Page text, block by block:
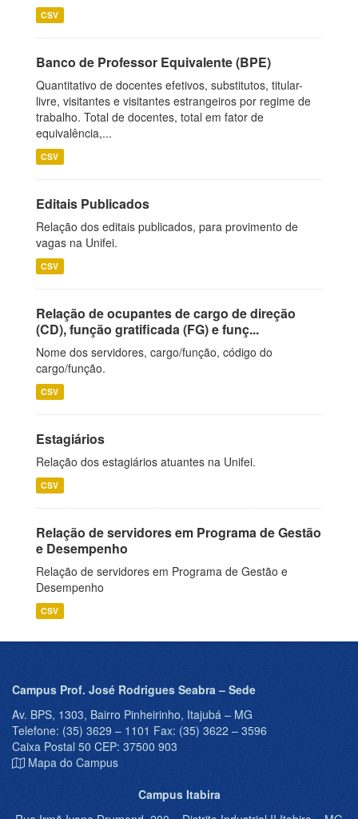
CSV
Banco de Professor Equivalente (BPE)
Quantitativo de docentes efetivos, substitutos, titular-
livre, visitantes e visitantes estrangeiros por regime de
trabalho. Total de docentes, total em fator de
equivalência,...
CSV
Editais Publicados
Relação dos editais publicados, para provimento de
vagas na Unifei.
CSV
Relação de ocupantes de cargo de direção
(CD), função gratificada (FG) e funç...
Nome dos servidores, cargo/função, código do
cargo/função.
CSV
Estagiários
Relação dos estagiários atuantes na Unifei.
CSV
Relação de servidores em Programa de Gestão
e Desempenho
Relação de servidores em Programa de Gestão e
Desempenho
CSV
Campus Prof. José Rodrigues Seabra – Sede
Av. BPS, 1303, Bairro Pinheirinho, Itajubá – MG
Telefone: (35) 3629 – 1101 Fax: (35) 3622 – 3596
Caixa Postal 50 CEP: 37500 903
Mapa do Campus
Campus Itabira